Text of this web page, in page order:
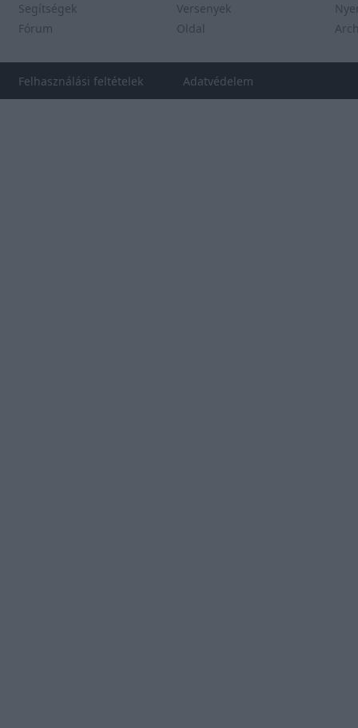
Segítségek
Fórum
Versenyek
Oldal
Felhasználási feltételek Adatvédelem